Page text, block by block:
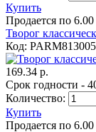
Купить
Продается по
Творог
Код: PARM813005
169.34 р.
Срок годности -
Количество:
Купить
Продается по